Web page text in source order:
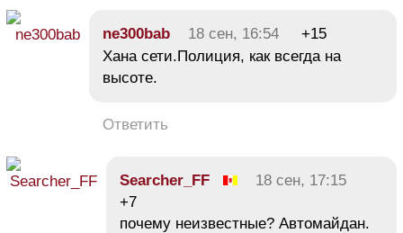
ne300bab 18 сен, 16:54
+15
Хана сети.Полиция, как всегда на
высоте.
Ответить
Searcher_FF
18 сен, 17:15
+7
почему неизвестные? Автомайдан.